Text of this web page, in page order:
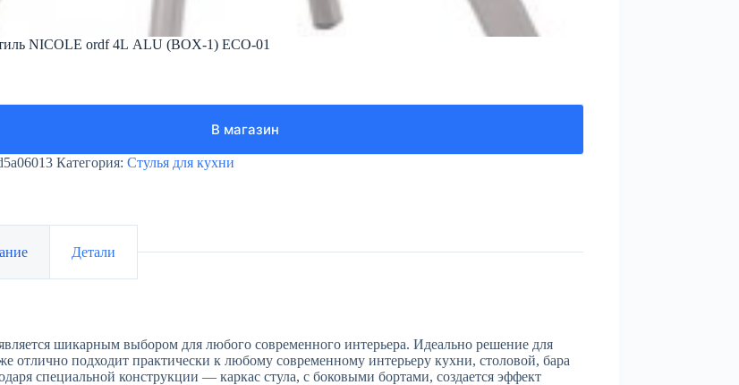
NICOLE ordf 4L ALU (BOX-1) ECO-01
В магазин
Категория: Стулья для кухни
Детали
шикарным выбором для любого современного интерьера. Идеально решение для
отлично подходит практически к любому современному интерьеру кухни, столовой, бара
специальной конструкции — каркас стула, с боковыми бортами, создается эффект